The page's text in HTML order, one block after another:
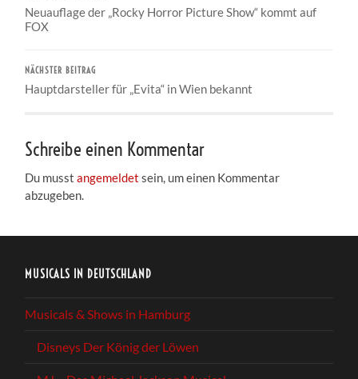
Neuauflage der „Rocky Horror Picture Show“ kommt auf
FOX
NÄCHSTER BEITRAG
Hauptdarsteller für „Evita“ in Wien bekannt
Schreibe einen Kommentar
Du musstangemeldet sein, um einen Kommentar
abzugeben.
MUSICALS IN DEUTSCHLAND
Musicals & Shows in Hamburg
Disneys Der König der Löwen